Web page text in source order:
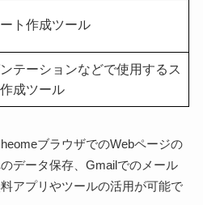
ト作成ツール
テーションなどで使用するス
成ツール
ブラウザでのWebページの
データ保存、Gmailでのメール
アプリやツールの活用が可能で